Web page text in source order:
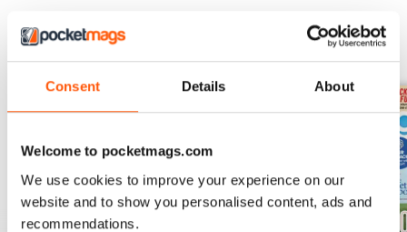
Consent Details About
Welcome to pocketmags.com
We use cookies to improve your experience on our
website and to show you personalised content, ads and
recommendations.